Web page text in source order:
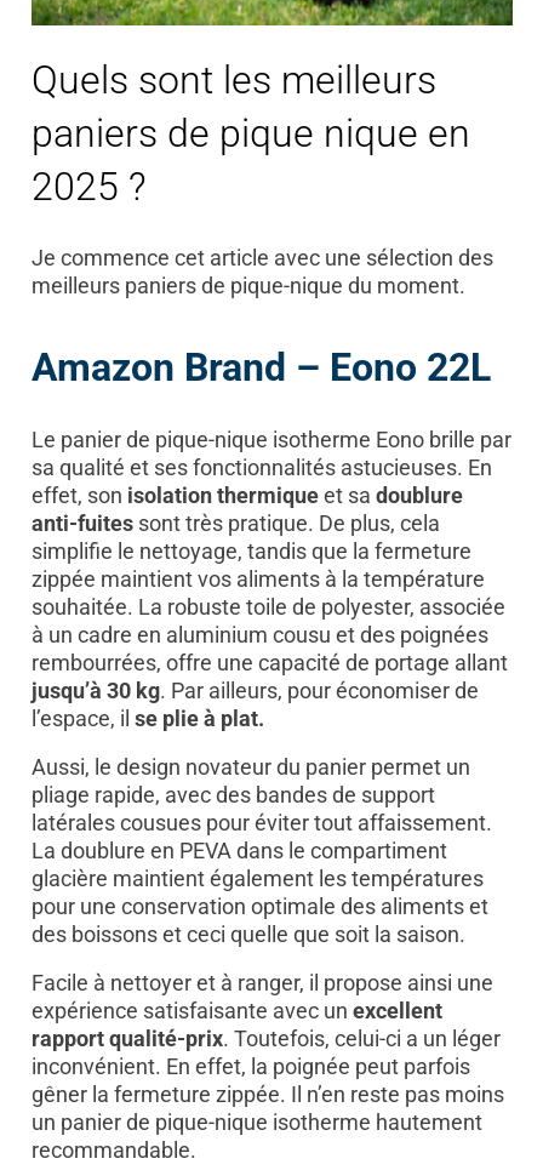
Quels sont les meilleurs
paniers de pique nique en
2025 ?
Je commence cet article avec une sélection des
meilleurs paniers de pique-nique du moment.
Amazon Brand – Eono 22L
Le panier de pique-nique isotherme Eono brille par
sa qualité et ses fonctionnalités astucieuses. En
effet, son isolation thermiqueet sa doublure
anti-fuitessont très pratique. De plus, cela
simplifie le nettoyage, tandis que la fermeture
zippée maintient vos aliments à la température
souhaitée. La robuste toile de polyester, associée
à un cadre en aluminium cousu et des poignées
rembourrées, offre une capacité de portage allant
jusqu’à 30 kg. Par ailleurs, pour économiser de
l’espace, il se plie à plat.
Aussi, le design novateur du panier permet un
pliage rapide, avec des bandes de support
latérales cousues pour éviter tout affaissement.
La doublure en PEVA dans le compartiment
glacière maintient également les températures
pour une conservation optimale des aliments et
des boissons et ceci quelle que soit la saison.
Facile à nettoyer et à ranger, il propose ainsi une
expérience satisfaisante avec un excellent
rapport qualité-prix. Toutefois, celui-ci a un léger
inconvénient. En effet, la poignée peut parfois
gêner la fermeture zippée. Il n’en reste pas moins
un panier de pique-nique isotherme hautement
recommandable.